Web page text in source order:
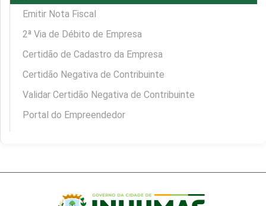
Emitir Nota Fiscal
2ª Via de Débito de Empresa
Certidão de Cadastro da Empresa
Certidão Negativa de Contribuinte
Validar Certidão Negativa de Contribuinte
Portal do Empreendedor